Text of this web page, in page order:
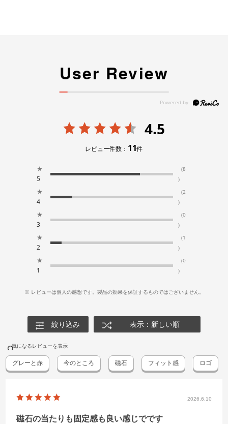
User Review
4.5
レビュー件数： 11件
★
5
(8
)
★
4
(2
)
★
3
(0
)
★
2
(1
)
★
1
(0
)
※ レビューは個人の感想です。製品の効果を保証するものではございません。
絞り込み 表示：新しい順
気になるレビューを表示
グレーと赤 今のところ 磁石 フィット感 ロゴ
2026.6.10
磁石の当たりも固定感も良い感じでです